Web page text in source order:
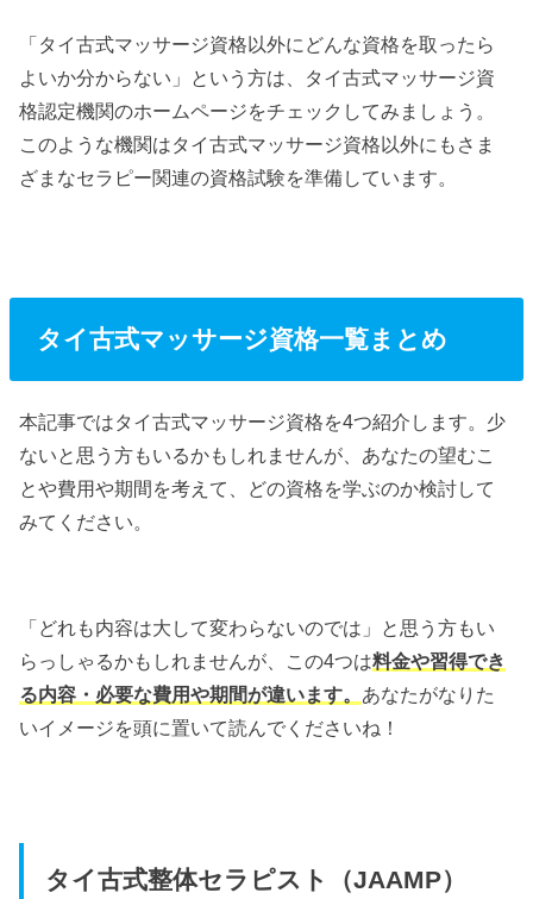
「タイ古式マッサージ資格以外にどんな資格を取ったら
よいか分からない」という方は、タイ古式マッサージ資
格認定機関のホームページをチェックしてみましょう。
このような機関はタイ古式マッサージ資格以外にもさま
ざまなセラピー関連の資格試験を準備しています。
タイ古式マッサージ資格一覧まとめ
本記事ではタイ古式マッサージ資格を4つ紹介します。少
ないと思う方もいるかもしれませんが、あなたの望むこ
とや費用や期間を考えて、どの資格を学ぶのか検討して
みてください。
「どれも内容は大して変わらないのでは」と思う方もい
らっしゃるかもしれませんが、この4つは料金や習得でき
る内容・必要な費用や期間が違います。 あなたがなりた
いイメージを頭に置いて読んでくださいね！
タイ古式整体セラピスト（JAAMP）